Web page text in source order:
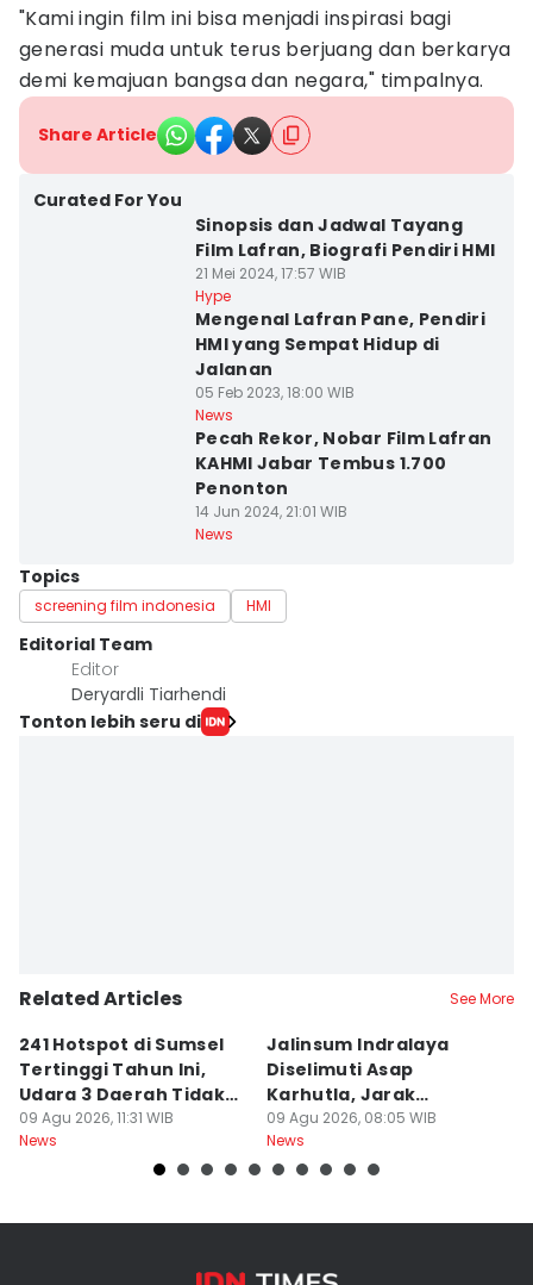
"Kami ingin film ini bisa menjadi inspirasi bagi
generasi muda untuk terus berjuang dan berkarya
demi kemajuan bangsa dan negara," timpalnya.
Share Article
Curated For You
Sinopsis dan Jadwal Tayang
Film Lafran, Biografi Pendiri HMI
21 Mei 2024, 17:57 WIB
Hype
Mengenal Lafran Pane, Pendiri
HMI yang Sempat Hidup di
Jalanan
05 Feb 2023, 18:00 WIB
News
Pecah Rekor, Nobar Film Lafran
KAHMI Jabar Tembus 1.700
Penonton
14 Jun 2024, 21:01 WIB
News
Topics
screening film indonesia HMI
Editorial Team
Editor
Deryardli Tiarhendi
Tonton lebih seru di
Related Articles See More
241 Hotspot di Sumsel
Tertinggi Tahun Ini,
Udara 3 Daerah Tidak
Sehat
09 Agu 2026, 11:31 WIB
News
Jalinsum Indralaya
Diselimuti Asap
Karhutla, Jarak
Pandang 30 Meter
09 Agu 2026, 08:05 WIB
News